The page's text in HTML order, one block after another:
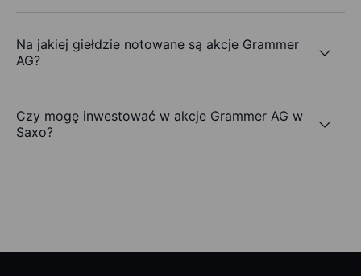
Na jakiej giełdzie notowane są akcje Grammer
AG?
Czy mogę inwestować w akcje Grammer AG w
Saxo?